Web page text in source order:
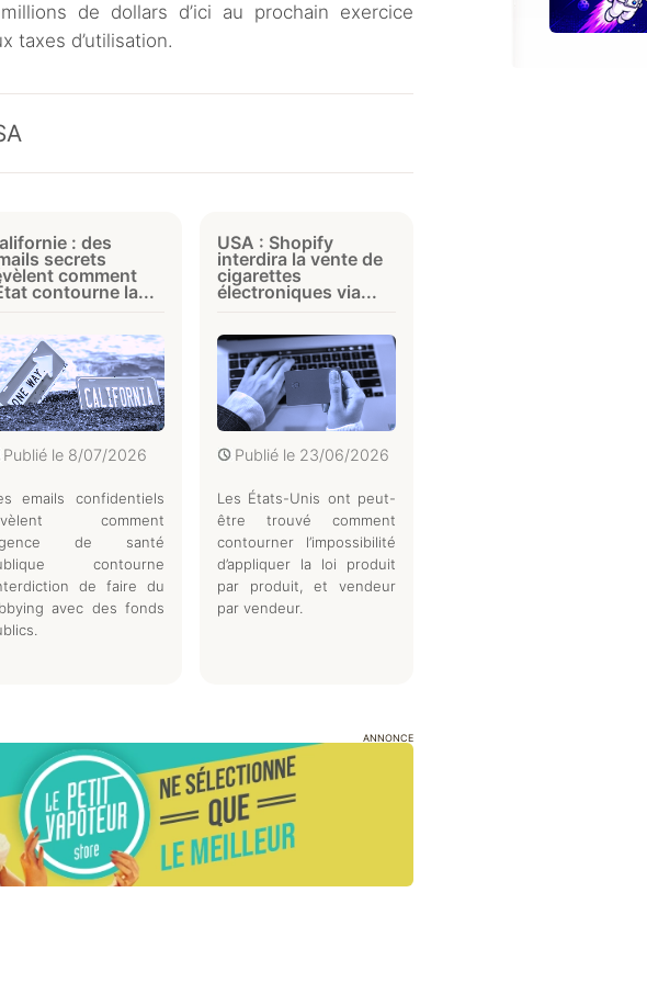
de dollars d’ici au prochain exercice
taxes d’utilisation.
: des
secrets
comment
contourne la...
Publié le 8/07/2026
emails confidentiels
comment
de santé
contourne
de faire du
avec des fonds
USA : Shopify
interdira la vente de
cigarettes
électroniques via...
Publié le 23/06/2026
Les États-Unis ont peut-
être trouvé comment
contourner l’impossibilité
d’appliquer la loi produit
par produit, et vendeur
par vendeur.
ANNONCE